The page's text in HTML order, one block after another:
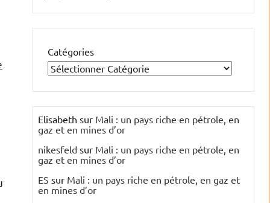
Catégories
Elisabeth sur Mali : un pays riche en pétrole, en
gaz et en mines d’or
nikesfeld sur Mali : un pays riche en pétrole, en
gaz et en mines d’or
ES sur Mali : un pays riche en pétrole, en gaz et
en mines d’or